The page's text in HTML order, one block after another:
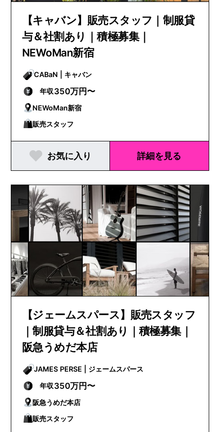
【キャバン】販売スタッフ｜制服貸
与＆社割あり｜積極募集｜
NEWoMan新宿
CABaN | キャバン
年収350万円〜
NEWoMan新宿
販売スタッフ
お気に入り 詳細を見る
【ジェームスパース】販売スタッフ
｜制服貸与＆社割あり｜積極募集｜
阪急うめだ本店
JAMES PERSE | ジェームスパース
年収350万円〜
阪急うめだ本店
販売スタッフ